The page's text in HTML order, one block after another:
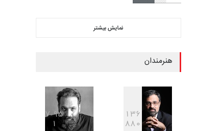
کاریکاتور CIK Damad…
فراخوان مسابقۀ بین‌المللی
کارتون و تصویرگری،…
نمایش بیشتر
هنرمندان
1 36
880
795
1